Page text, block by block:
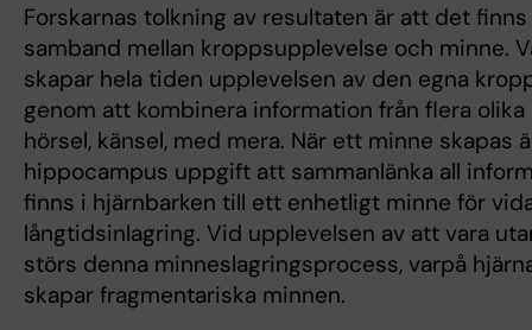
Forskarnas tolkning av resultaten är att det
samband mellan kroppsupplevelse och minne.
skapar hela tiden upplevelsen av den egna
genom att kombinera information från flera olika
hörsel, känsel, med mera. När ett minne skapas
hippocampus uppgift att sammanlänka all
finns i hjärnbarken till ett enhetligt minne för
långtidsinlagring. Vid upplevelsen av att vara
störs denna minneslagringsprocess, varpå
skapar fragmentariska minnen.